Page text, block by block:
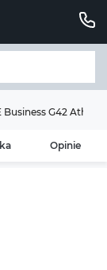
G42 Athlon
Opinie